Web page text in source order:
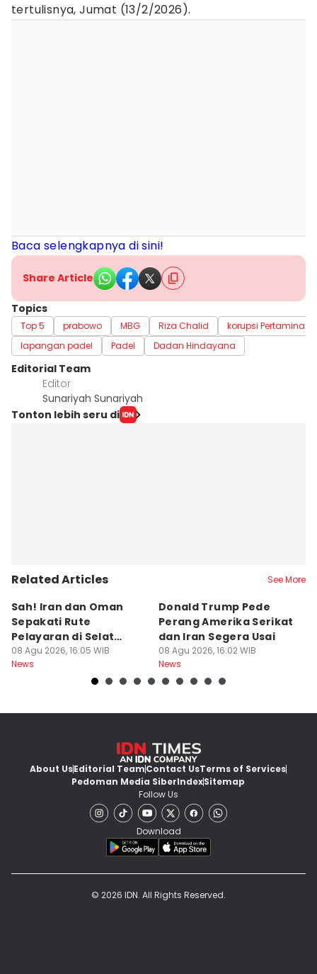
tertulisnya, Jumat (13/2/2026).
Baca selengkapnya di sini!
Share Article
Topics
Top 5 prabowo MBG Riza Chalid
korupsi Pertamina
lapangan padel
Padel Dadan Hindayana
Editorial Team
Editor
Sunariyah Sunariyah
Tonton lebih seru di
Related Articles See More
Sah! Iran dan Oman
Sepakati Rute
Pelayaran di Selat
Hormuz
08 Agu 2026, 16:05 WIB
News
Donald Trump Pede
Perang Amerika Serikat
dan Iran Segera Usai
08 Agu 2026, 16:02 WIB
News
About UsEditorial TeamContact UsTerms of Services
Pedoman Media SiberIndexSitemap
Follow Us
Download
© 2026 IDN. All Rights Reserved.